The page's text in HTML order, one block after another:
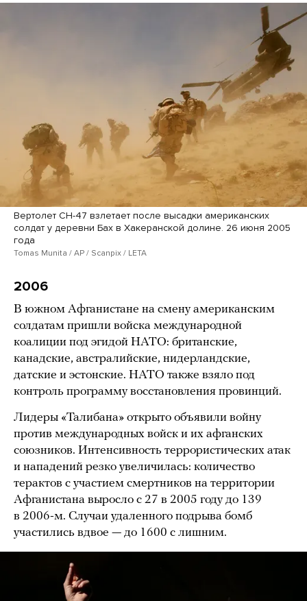
Вертолет CH-47 взлетает после высадки американских
солдат у деревни Бах в Хакеранской долине. 26 июня 2005
года
Tomas Munita / AP / Scanpix / LETA
2006
В южном Афганистане на смену американским
солдатам пришли войска международной
коалиции под эгидой НАТО: британские,
канадские, австралийские, нидерландские,
датские и эстонские. НАТО также взяло под
контроль программу восстановления провинций.
Лидеры «Талибана» открыто объявили войну
против международных войск и их афганских
союзников. Интенсивность террористических атак
и нападений резко увеличилась: количество
терактов с участием смертников на территории
Афганистана выросло с 27 в 2005 году до 139
в 2006-м. Случаи удаленного подрыва бомб
участились вдвое — до 1600 с лишним.